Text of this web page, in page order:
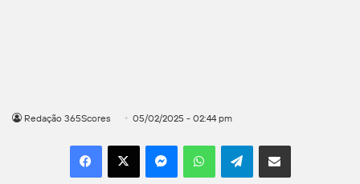
Redação 365Scores 05/02/2025 - 02:44 pm
Facebook
X MessengerWhatsAppTelegramCompartilhar por e-mail